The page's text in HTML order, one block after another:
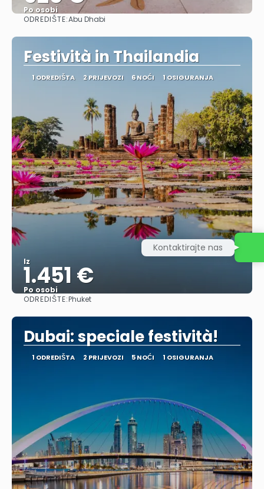
Po osobi
ODREDIŠTE:Abu Dhabi
Festività in Thailandia
1 ODREDIŠTA 2 PRIJEVOZI 6 NOĆI 1 OSIGURANJA
Iz
1.451 €
Po osobi
ODREDIŠTE:Phuket
Dubai: speciale festività!
1 ODREDIŠTA 2 PRIJEVOZI 5 NOĆI 1 OSIGURANJA
Kontaktirajte nas